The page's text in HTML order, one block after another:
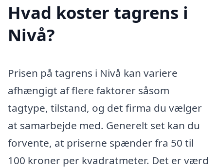
Hvad koster tagrens i
Nivå?
Prisen på tagrens i Nivå kan variere
afhængigt af flere faktorer såsom
tagtype, tilstand, og det firma du vælger
at samarbejde med. Generelt set kan du
forvente, at priserne spænder fra 50 til
100 kroner per kvadratmeter. Det er værd